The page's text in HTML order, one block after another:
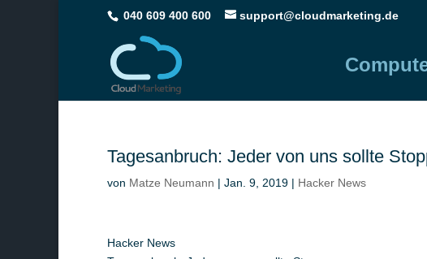
040 609 400 600 support@cloudmarketing.de
Tagesanbruch: Jeder von uns sollte
von Matze Neumann | Jan. 9, 2019 | Hacker News
Hacker News